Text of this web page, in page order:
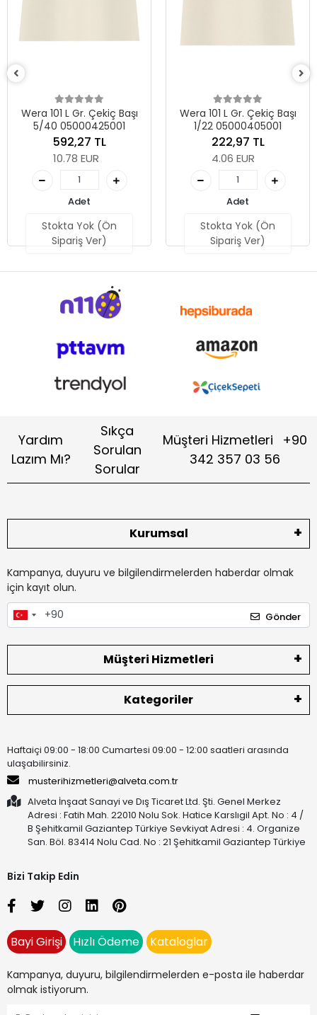
Wera 101 L Gr. Çekiç Başı
5/40 05000425001
592,27 TL
10.78 EUR
Adet
Stokta Yok (Ön
Sipariş Ver)
Wera 101 L Gr. Çekiç Başı
1/22 05000405001
222,97 TL
4.06 EUR
Adet
Stokta Yok (Ön
Sipariş Ver)
Yardım
Lazım Mı?
Sıkça
Sorulan
Sorular
Müşteri Hizmetleri
+90
342 357 03 56
Kurumsal
Kampanya, duyuru ve bilgilendirmelerden haberdar olmak
için kayıt olun.
Gönder
Müşteri Hizmetleri
Kategoriler
Haftaiçi 09:00 - 18:00 Cumartesi 09:00 - 12:00 saatleri arasında
ulaşabilirsiniz.
musterihizmetleri@alveta.com.tr
Alveta İnşaat Sanayi ve Dış Ticaret Ltd. Şti. Genel Merkez
Adresi : Fatih Mah. 22010 Nolu Sok. Hatice Karslıgil Apt. No : 4 /
B Şehitkamil Gaziantep Türkiye Sevkiyat Adresi : 4. Organize
San. Böl. 83414 Nolu Cad. No : 21 Şehitkamil Gaziantep Türkiye
Bizi Takip Edin
Bayi Girişi Hızlı Ödeme Kataloglar
Kampanya, duyuru, bilgilendirmelerden e-posta ile haberdar
olmak istiyorum.